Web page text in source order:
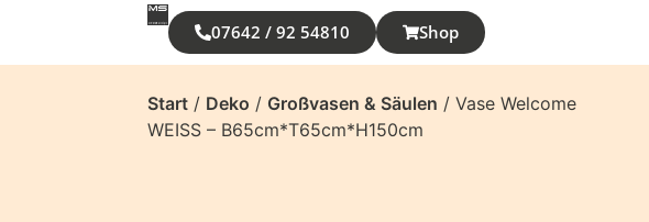
07642 / 92 54810 Shop
Start / Deko / Großvasen & Säulen / Vase Welcome
WEISS – B65cm*T65cm*H150cm